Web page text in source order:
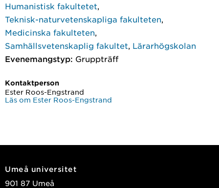
Humanistisk fakultetet
Teknisk-naturvetenskapliga fakulteten
Medicinska fakulteten
Samhällsvetenskaplig fakultet Lärarhögskolan
Evenemangstyp: Gruppträff
Kontaktperson
Ester Roos-Engstrand
Läs om Ester Roos-Engstrand
Umeå universitet
901 87 Umeå